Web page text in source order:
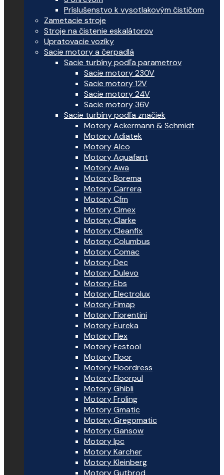
Príslušenstvo k vysotlakovým čističom
Zametacie stroje
Stroje na čistenie eskalátorov
Upratovacie vozíky
Sacie motory a čerpadlá
Sacie turbíny podľa parametrov
Sacie motory 230V
Sacie motory 12V
Sacie motory 24V
Sacie motory 36V
Sacie turbíny podľa značiek
Motory Ackermann & Schmidt
Motory Adiatek
Motory Alco
Motory Aquafant
Motory Awa
Motory Borema
Motory Carrera
Motory Cfm
Motory Cimex
Motory Clarke
Motory Cleanfix
Motory Columbus
Motory Comac
Motory Dec
Motory Dulevo
Motory Ebs
Motory Electrolux
Motory Fimap
Motory Fiorentini
Motory Eureka
Motory Flex
Motory Festool
Motory Floor
Motory Floordress
Motory Floorpul
Motory Ghibli
Motory Froling
Motory Gmatic
Motory Gregomatic
Motory Gansow
Motory Ipc
Motory Karcher
Motory Kleinberg
Motory Gutbrod